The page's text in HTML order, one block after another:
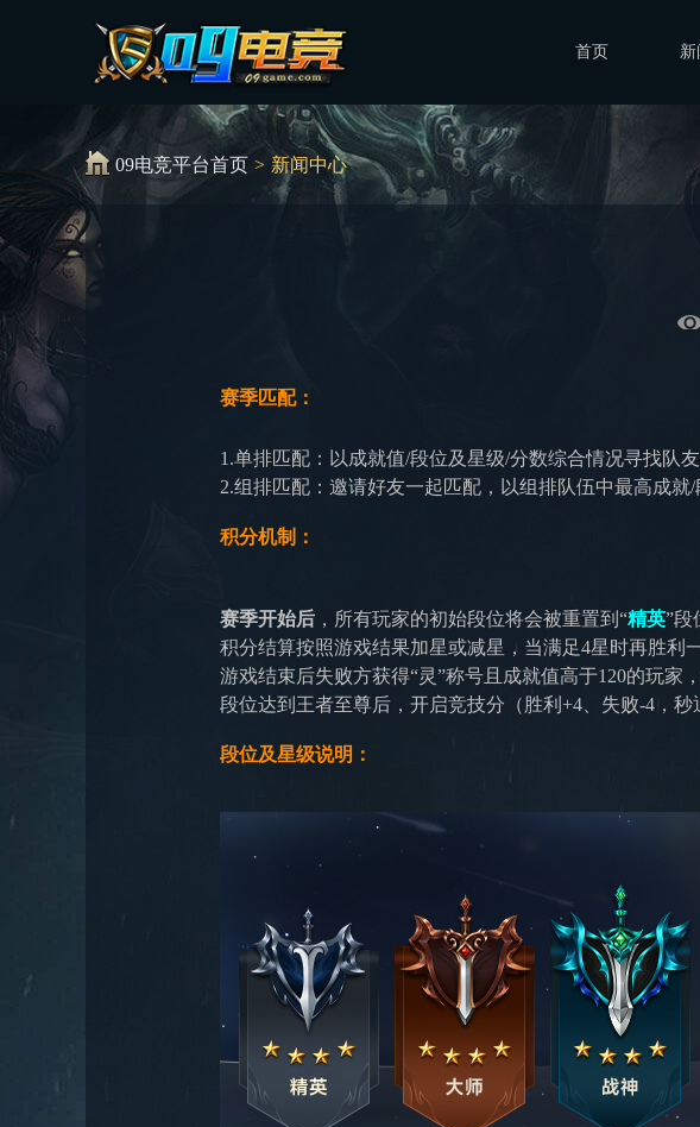
首页 新
09电竞平台首页 > 新闻中心
赛季匹配：
1.单排匹配：以成就值/段位及星级/分数综合情况寻找队
2.组排匹配：邀请好友一起匹配，以组排队伍中最高成
积分机制：
赛季开始后 ，所有玩家的初始段位将会被重置到“精英”段
积分结算按照游戏结果加星或减星，当满足4星时再胜利
游戏结束后失败方获得“灵”称号且成就值高于120的玩家
段位达到王者至尊后，开启竞技分（胜利+4、失败-4，
段位及星级说明：